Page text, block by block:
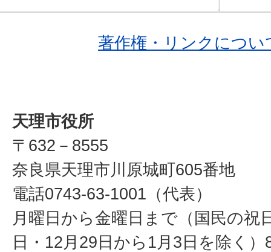
著作権・リンクについ
天理市役所
〒632－8555
奈良県天理市川原城町605番地
電話0743-63-1001（代表）
月曜日から金曜日まで（国民の祝
日・12月29日から1月3日を除く